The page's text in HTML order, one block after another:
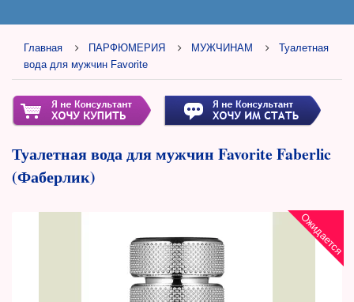
Главная ПАРФЮМЕРИЯ МУЖЧИНАМ
Туалетная
вода для мужчин Favorite
Туалетная вода для мужчин Favorite Faberlic
(Фаберлик)
Ожидается